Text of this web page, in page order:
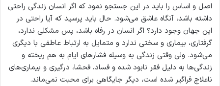
اصل و اساس را باید در این جستجو نمود که اگر انسان زندگی راحتی
داشته باشد، آنگاه عاشق می‌شود. حال باید پرسید که آیا راحتی در
این جهان وجود دارد؟ اگر انسان در رفاه باشد، پس مشکلی ندارد،
گرفتاری، بیماری و سختی ندارد و متمایل به ارتباط عاطفی با دیگری
می‌شود. ولی وقتی زندگی به وسیله فشارهای ایام به هم ریخته و
زندگی‌ها به دلیل فقر نابود شده و فساد، فحشا، درگیری و بیماری‌های
ناعلاج فراگیر شده است، دیگر جایگاهی برای محبت نمی‌ماند.